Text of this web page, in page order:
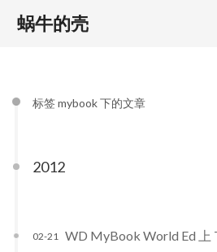
蜗牛的壳
标签 mybook 下的文章
2012
WD MyBook World Ed 上
02-21